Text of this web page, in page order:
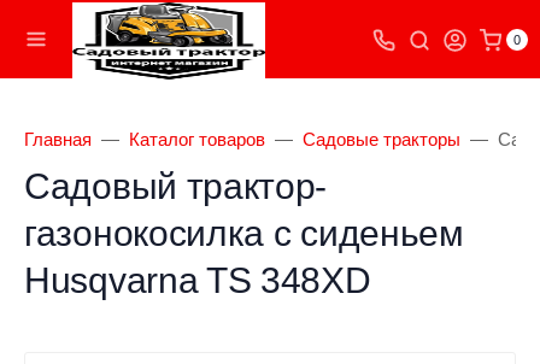
0
Главная Каталог товаров Садовые тракторы
Садовый трактор-
газонокосилка с сиденьем
Husqvarna TS 348XD